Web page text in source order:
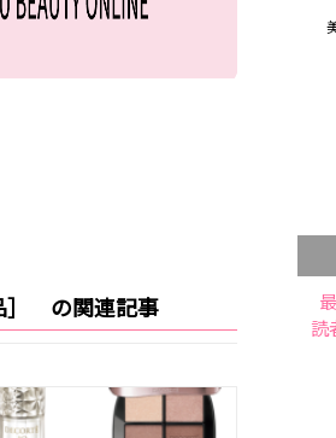
］ の関連記事
読